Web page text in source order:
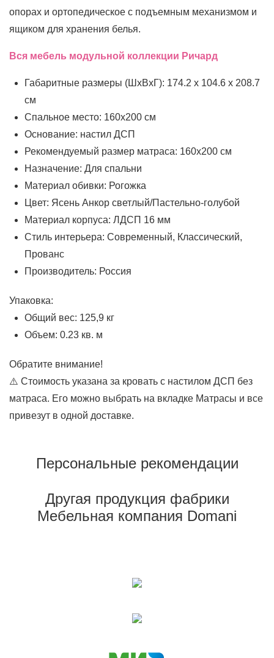
опорах и ортопедическое с подъемным механизмом и
ящиком для хранения белья.
Вся мебель модульной коллекции Ричард
Габаритные размеры (ШхВхГ): 174.2 х 104.6 х 208.7
см
Спальное место: 160x200 см
Основание: настил ДСП
Рекомендуемый размер матраса: 160x200 см
Назначение: Для спальни
Материал обивки: Рогожка
Цвет: Ясень Анкор светлый/Пастельно-голубой
Материал корпуса: ЛДСП 16 мм
Стиль интерьера: Современный, Классический,
Прованс
Производитель: Россия
Упаковка:
Общий вес: 125,9 кг
Объем: 0.23 кв. м
Обратите внимание!
⚠️ Стоимость указана за кровать с настилом ДСП без
матраса. Его можно выбрать на вкладке Матрасы и все
привезут в одной доставке.
Персональные рекомендации
Другая продукция фабрики
Мебельная компания Domani